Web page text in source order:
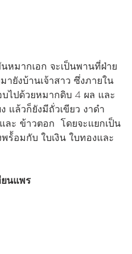
หมากเอก จะเป็นพานที่ฝ่าย
ายังบ้านเจ้าสาว ซึ่งภายใน
ไปด้วยหมากดิบ 4 ผล และ
แล้วก็ยังมีถั่วเขียว งาดำ
ละ ข้าวตอก  โดยจะแยกเป็น
พร้้อมกับ ใบเงิน ใบทองและ
นแพร